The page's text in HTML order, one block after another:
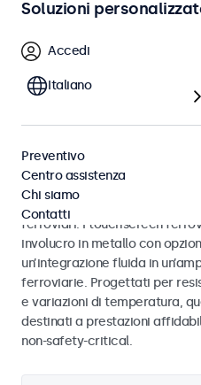
Touchscreen ferroviari
Touchscreen sviluppati in
EN 50155 e EN 45545-2 per
ferroviari. I touchscreen
involucro in metallo con
un’integrazione fluida in
ferroviarie. Progettati per
e variazioni di temperatura,
destinati a prestazioni
non-safety-critical.
Soluzioni
Accedi
Italiano
Preventivo
Centro assistenza
Chi siamo
Contatti